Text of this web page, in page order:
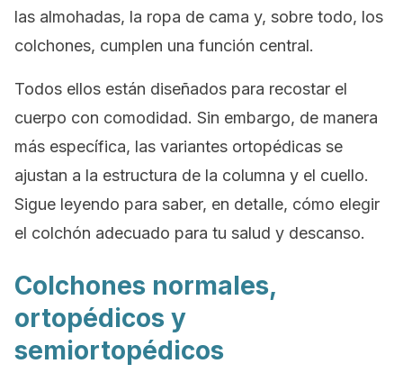
las almohadas, la ropa de cama y, sobre todo, los
colchones, cumplen una función central.
Todos ellos están diseñados para recostar el
cuerpo con comodidad. Sin embargo, de manera
más específica, las variantes ortopédicas se
ajustan a la estructura de la columna y el cuello.
Sigue leyendo para saber, en detalle, cómo elegir
el colchón adecuado para tu salud y descanso.
Colchones normales,
ortopédicos y
semiortopédicos